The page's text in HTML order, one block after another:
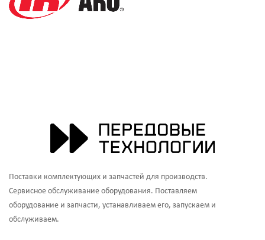
Поставки комплектующих и запчастей для производств.
Сервисное обслуживание оборудования. Поставляем
оборудование и запчасти, устанавливаем его, запускаем и
обслуживаем.